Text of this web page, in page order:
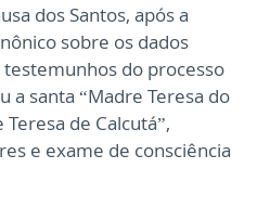
dos Santos, após a
sobre os dados
do processo
a santa “Madre Teresa do
de Calcutá”,
e exame de consciência